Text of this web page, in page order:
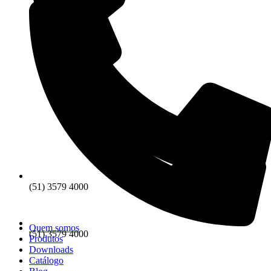
(51) 3579 4000
(51) 3579 4000
Quem somos
Produtos
Downloads
Catálogo